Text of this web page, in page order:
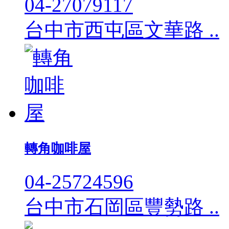
04-27079117
台中市西屯區文華路 ..
轉角咖啡屋
04-25724596
台中市石岡區豐勢路 ..